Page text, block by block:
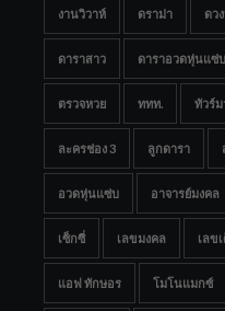
งานวิวาห์ ดราม่า ดว
ดาราสาว ดาราอวดหุ่นแซ่บ
ตรวจหวย ททท. ทัวร์ม
ละครช่อง 3 ลูกดารา
อวดหุ่นแซ่บ อาจารย์มงคล
เซ็กซี่ เลขมงคล เลข
แอฟ ทักษอร โมโนแมกซ์